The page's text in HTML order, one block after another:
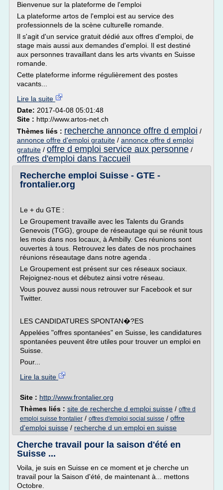
Bienvenue sur la plateforme de l'emploi
La plateforme artos de l'emploi est au service des
professionnels de la scène culturelle romande.
Il s'agit d'un service gratuit dédié aux offres d'emploi, de
stage mais aussi aux demandes d'emploi. Il est destiné
aux personnes travaillant dans les arts vivants en Suisse
romande.
Cette plateforme informe régulièrement des postes
vacants...
Lire la suite
Date: 2017-04-08 05:01:48
Site : http://www.artos-net.ch
Thèmes liés : recherche annonce offre d emploi /
annonce offre d'emploi gratuite / annonce offre d emploi
gratuite / offre d emploi service aux personne /
offres d'emploi dans l'accueil
Recherche emploi Suisse - GTE -
frontalier.org
Le + du GTE :
Le Groupement travaille avec les Talents du Grands
Genevois (TGG), groupe de réseautage qui se réunit tous
les mois dans nos locaux, à Ambilly. Ces réunions sont
ouvertes à tous. Retrouvez les dates de nos prochaines
réunions réseautage dans notre agenda .
Le Groupement est présent sur ces réseaux sociaux.
Rejoignez-nous et débutez ainsi votre réseau.
Vous pouvez aussi nous retrouver sur Facebook et sur
Twitter.
LES CANDIDATURES SPONTAN�?ES
Appelées "offres spontanées" en Suisse, les candidatures
spontanées peuvent être utiles pour trouver un emploi en
Suisse.
Pour...
Lire la suite
Site : http://www.frontalier.org
Thèmes liés : site de recherche d emploi suisse / offre d
emploi suisse frontalier / offres d'emploi social suisse / offre
d'emploi suisse / recherche d un emploi en suisse
Cherche travail pour la saison d'été en
Suisse ...
Voila, je suis en Suisse en ce moment et je cherche un
travail pour la Saison d'été, de maintenant à... mettons
Octobre.